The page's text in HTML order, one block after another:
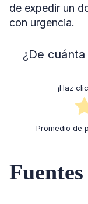
de expedir un
con urgencia.
¿De
¡Haz
Promedio de
Fuentes